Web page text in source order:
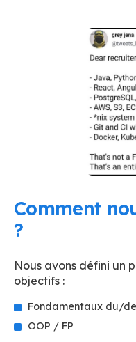
Comment
?
Nous avons défini un
objectifs :
Fondamentaux du/
OOP / FP